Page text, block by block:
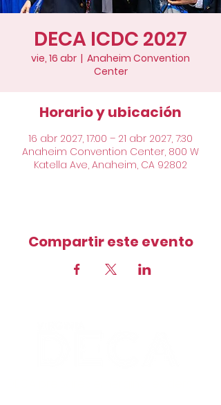
DECA ICDC 2027
vie, 16 abr
  |
Anaheim Convention
Center
Horario y ubicación
16 abr 2027, 17:00 – 21 abr 2027, 7:30
Anaheim Convention Center, 800 W
Katella Ave, Anaheim, CA 92802
Compartir este evento